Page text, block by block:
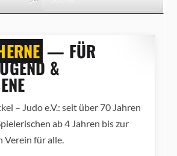
— FÜR
&
– Judo e.V.: seit über 70 Jahren
ab 4 Jahren bis zur
Verein für alle.